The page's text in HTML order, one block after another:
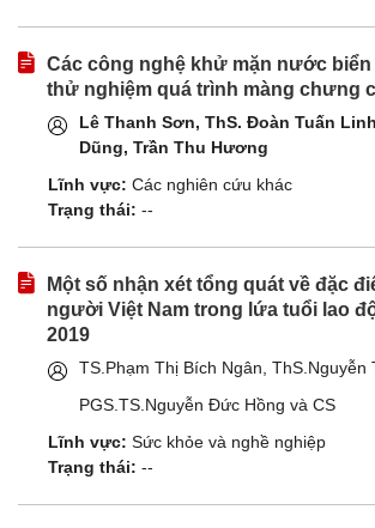
Các công nghệ khử mặn nước
thử nghiệm quá trình màng chưng
Lê Thanh Sơn, ThS. Đoàn Tuấn
Dũng, Trần Thu Hương
Lĩnh vực: Các nghiên cứu khác
Trạng thái: --
Một số nhận xét tổng quát về đặc
người Việt Nam trong lứa tuổi lao
2019
TS.Phạm Thị Bích Ngân, ThS.Nguyễn
PGS.TS.Nguyễn Đức Hồng và CS
Lĩnh vực: Sức khỏe và nghề nghiệp
Trạng thái: --